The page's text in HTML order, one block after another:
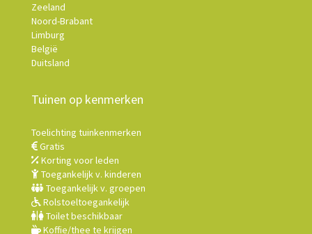
Zeeland
Noord-Brabant
Limburg
België
Duitsland
Tuinen op kenmerken
Toelichting tuinkenmerken
Gratis
Korting voor leden
Toegankelijk v. kinderen
Toegankelijk v. groepen
Rolstoeltoegankelijk
Toilet beschikbaar
Koffie/thee te krijgen